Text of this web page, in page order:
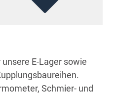
E-Lager sowie
Schmier- und